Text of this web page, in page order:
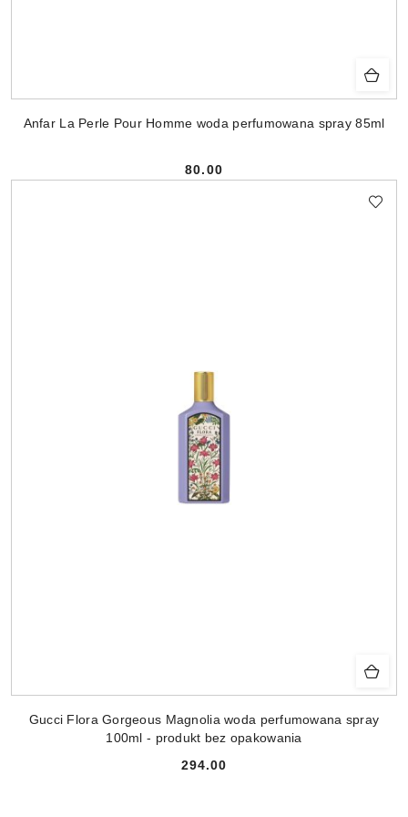
Anfar La Perle Pour Homme woda perfumowana spray 85ml
Cena:
80.00
Gucci Flora Gorgeous Magnolia woda perfumowana spray
100ml - produkt bez opakowania
Cena:
294.00